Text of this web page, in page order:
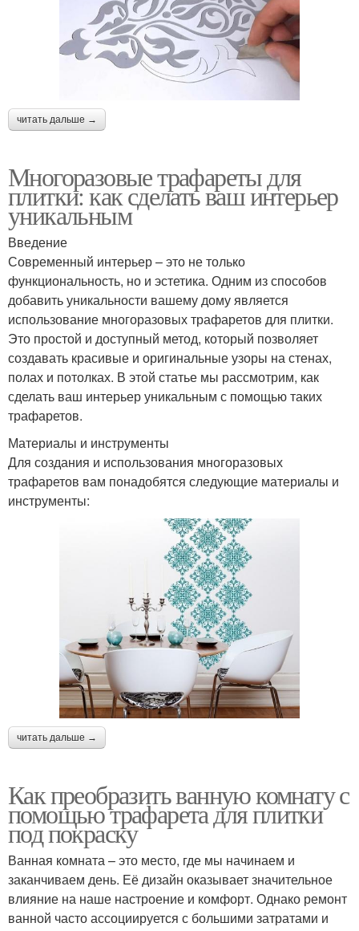
читать дальше →
Многоразовые трафареты для
плитки: как сделать ваш интерьер
уникальным
Введение
Современный интерьер – это не только
функциональность, но и эстетика. Одним из способов
добавить уникальности вашему дому является
использование многоразовых трафаретов для плитки.
Это простой и доступный метод, который позволяет
создавать красивые и оригинальные узоры на стенах,
полах и потолках. В этой статье мы рассмотрим, как
сделать ваш интерьер уникальным с помощью таких
трафаретов.
Материалы и инструменты
Для создания и использования многоразовых
трафаретов вам понадобятся следующие материалы и
инструменты:
читать дальше →
Как преобразить ванную комнату с
помощью трафарета для плитки
под покраску
Ванная комната – это место, где мы начинаем и
заканчиваем день. Её дизайн оказывает значительное
влияние на наше настроение и комфорт. Однако ремонт
ванной часто ассоциируется с большими затратами и